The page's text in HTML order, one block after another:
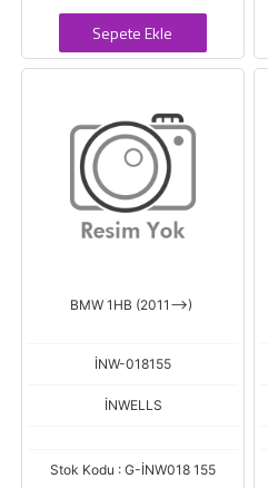
Sepete Ekle
BMW 1HB (2011-->)
İNW-018155
İNWELLS
Stok Kodu : G-İNW018 155